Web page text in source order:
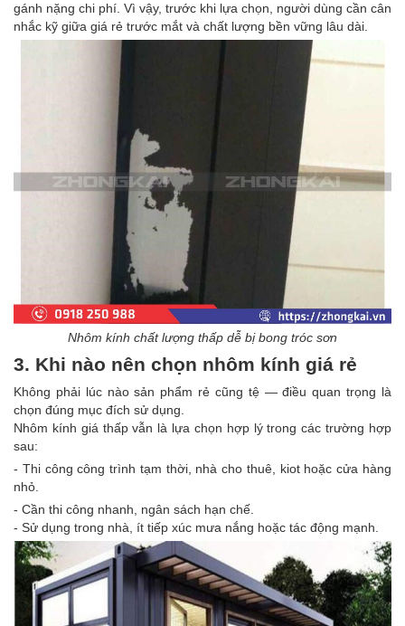
gánh nặng chi phí. Vì vậy, trước khi lựa chọn, người dùng cần cân
nhắc kỹ giữa giá rẻ trước mắt và chất lượng bền vững lâu dài.
Nhôm kính chất lượng thấp dễ bị bong tróc sơn
3. Khi nào nên chọn nhôm kính giá rẻ
Không phải lúc nào sản phẩm rẻ cũng tệ — điều quan trọng là
chọn đúng mục đích sử dụng.
Nhôm kính giá thấp vẫn là lựa chọn hợp lý trong các trường hợp
sau:
- Thi công công trình tạm thời, nhà cho thuê, kiot hoặc cửa hàng
nhỏ.
- Cần thi công nhanh, ngân sách hạn chế.
- Sử dụng trong nhà, ít tiếp xúc mưa nắng hoặc tác động mạnh.